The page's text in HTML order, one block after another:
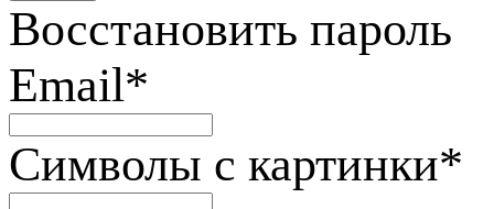
Восстановить пароль
Email*
Символы с картинки*